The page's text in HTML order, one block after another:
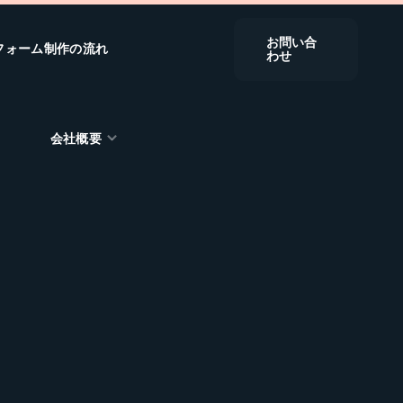
ォーム制作の流れ
会社概要
お問い合
わせ